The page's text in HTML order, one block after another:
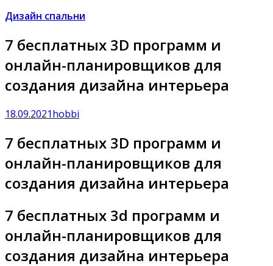
Дизайн спальни
7 бесплатных 3D программ и
онлайн-планировщиков для
создания дизайна интерьера
18.09.2021hobbi
7 бесплатных 3D программ и
онлайн-планировщиков для
создания дизайна интерьера
7 бесплатных 3d программ и
онлайн-планировщиков для
создания дизайна интерьера